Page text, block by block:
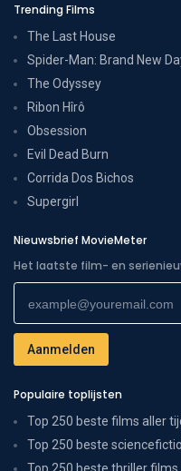
Trending Films
The Last House
Spider-Man: Brand New
The Odyssey
Ribon Hîrô
Obsession
Evil Dead Burn
Corrida Dos Bichos
Supergirl
Nieuwsbrief MovieMeter
Het laatste film- en
Populaire toplijsten
Top 250 beste films aller
Top 250 beste
Top 250 beste thriller films